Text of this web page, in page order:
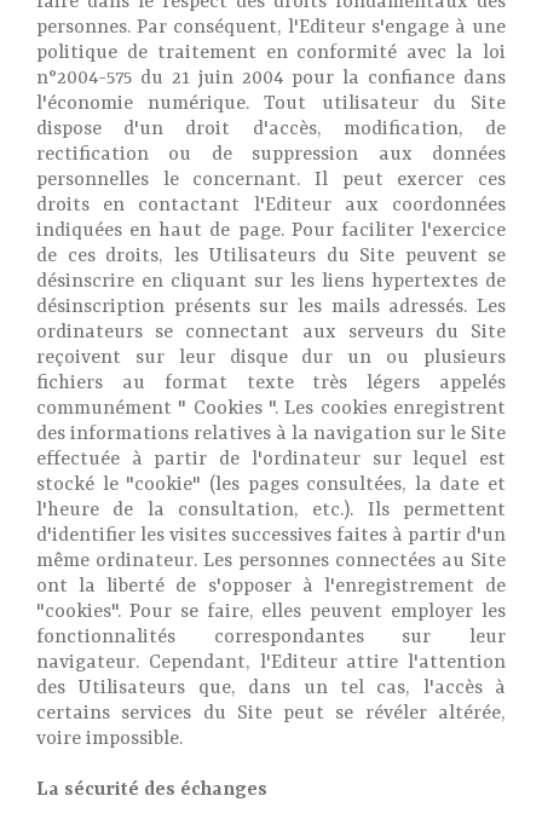
personnes. Par conséquent, l'Editeur s'engage à une
politique de traitement en conformité avec la loi
n°2004-575 du 21 juin 2004 pour la confiance dans
l'économie numérique. Tout utilisateur du Site
dispose d'un droit d'accès, modification, de
rectification ou de suppression aux données
personnelles le concernant. Il peut exercer ces
droits en contactant l'Editeur aux coordonnées
indiquées en haut de page. Pour faciliter l'exercice
de ces droits, les Utilisateurs du Site peuvent se
désinscrire en cliquant sur les liens hypertextes de
désinscription présents sur les mails adressés. Les
ordinateurs se connectant aux serveurs du Site
reçoivent sur leur disque dur un ou plusieurs
fichiers au format texte très légers appelés
communément " Cookies ". Les cookies enregistrent
des informations relatives à la navigation sur le Site
effectuée à partir de l'ordinateur sur lequel est
stocké le "cookie" (les pages consultées, la date et
l'heure de la consultation, etc.). Ils permettent
d'identifier les visites successives faites à partir d'un
même ordinateur. Les personnes connectées au Site
ont la liberté de s'opposer à l'enregistrement de
"cookies". Pour se faire, elles peuvent employer les
fonctionnalités correspondantes sur leur
navigateur. Cependant, l'Editeur attire l'attention
des Utilisateurs que, dans un tel cas, l'accès à
certains services du Site peut se révéler altérée,
voire impossible.
La sécurité des échanges